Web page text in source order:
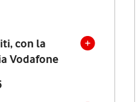
con la
Vodafone